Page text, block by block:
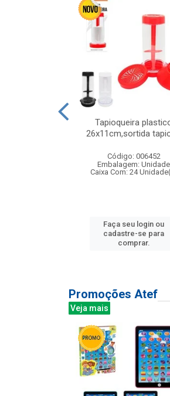
Tapioqueira
26x11cm,sortida
Código: 006452
Embalagem: Unidade
Caixa Com: 24
Faça seu login ou
cadastre-se para
comprar.
Promoções Atef
Veja mais